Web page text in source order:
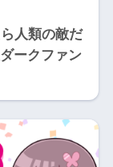
人類の敵だ
ークファン